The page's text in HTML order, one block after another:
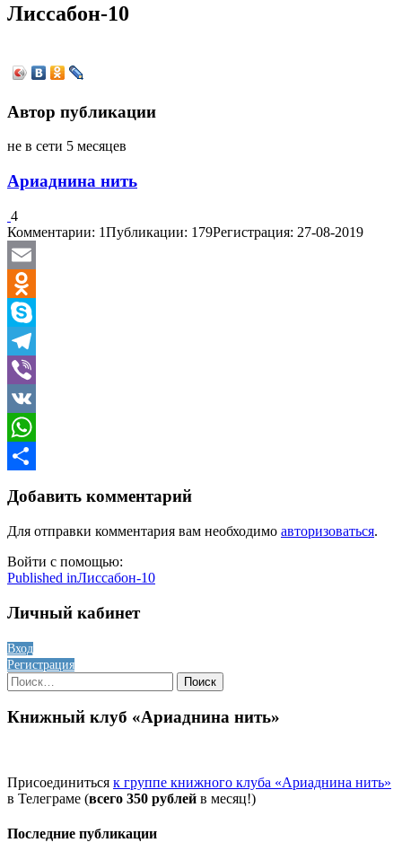
Лиссабон-10
Автор публикации
не в сети 5 месяцев
Ариаднина нить
4
Комментарии: 1Публикации: 179Регистрация: 27-08-2019
Email
Odnoklassniki
Skype
Telegram
Viber
VK
WhatsApp
Добавить комментарий
Для отправки комментария вам необходимо авторизоваться.
Войти с помощью:
Навигация
по
Published inЛиссабон-10
Личный кабинет
Вход
Регистрация
Найти:
Книжный клуб «Ариаднина нить»
Присоединиться к группе книжного клуба «Ариаднина нить»
в Телеграме (всего 350 рублей в месяц!)
Последние публикации